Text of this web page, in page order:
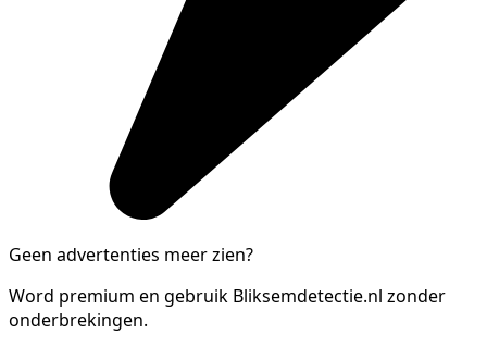
Geen advertenties meer zien?
Word premium en gebruik Bliksemdetectie.nl zonder
onderbrekingen.